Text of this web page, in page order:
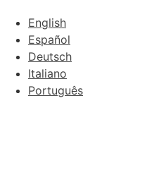
English
Español
Deutsch
Italiano
Português